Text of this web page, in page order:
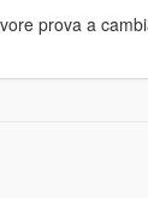
prova a